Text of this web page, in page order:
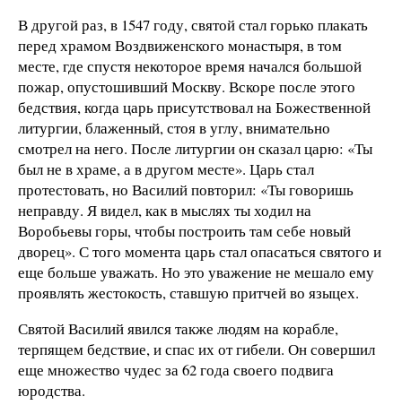
В другой раз, в 1547 году, святой стал горько плакать
перед храмом Воздвиженского монастыря, в том
месте, где спустя некоторое время начался большой
пожар, опустошивший Москву. Вскоре после этого
бедствия, когда царь присутствовал на Божественной
литургии, блаженный, стоя в углу, внимательно
смотрел на него. После литургии он сказал царю: «Ты
был не в храме, а в другом месте». Царь стал
протестовать, но Василий повторил: «Ты говоришь
неправду. Я видел, как в мыслях ты ходил на
Воробьевы горы, чтобы построить там себе новый
дворец». С того момента царь стал опасаться святого и
еще больше уважать. Но это уважение не мешало ему
проявлять жестокость, ставшую притчей во языцех.
Святой Василий явился также людям на корабле,
терпящем бедствие, и спас их от гибели. Он совершил
еще множество чудес за 62 года своего подвига
юродства.